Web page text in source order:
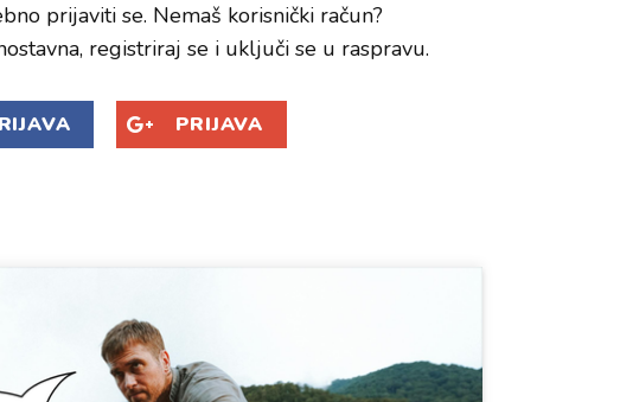
prijaviti se. Nemaš korisnički račun?
registriraj se i uključi se u raspravu.
PRIJAVA